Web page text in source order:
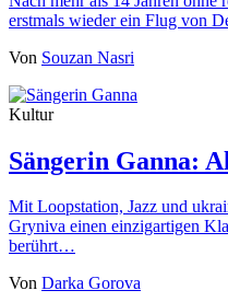
erstmals wieder ein Flug von
Von Souzan Nasri
Kultur
Sängerin Ganna:
Mit Loopstation, Jazz und
Gryniva einen einzigartigen
berührt…
Von Darka Gorova